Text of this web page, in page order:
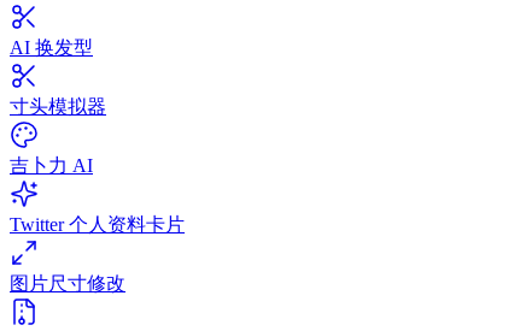
AI 换发型
寸头模拟器
吉卜力 AI
Twitter 个人资料卡片
图片尺寸修改